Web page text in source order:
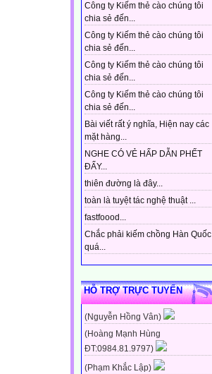
Công ty Kiếm thẻ cào chúng tôi
chia sẻ đến...
Công ty Kiếm thẻ cào chúng tôi
chia sẻ đến...
Công ty Kiếm thẻ cào chúng tôi
chia sẻ đến...
Công ty Kiếm thẻ cào chúng tôi
chia sẻ đến...
Bài viết rất ý nghĩa, Hiện nay các
mặt hàng...
NGHE CÓ VẺ HẤP DẪN PHẾT
ĐẤY...
thiên đường là đây...
toàn là tuyệt tác nghệ thuật ...
fastfoood...
Chắc phải kiếm chồng Hàn Quốc
quá...
HỖ TRỢ TRỰC TUYẾN
(Nguyễn Hồng Vân)
(Hoàng Mạnh Hùng
ĐT:0984.81.9797)
(Phạm Khắc Lập)